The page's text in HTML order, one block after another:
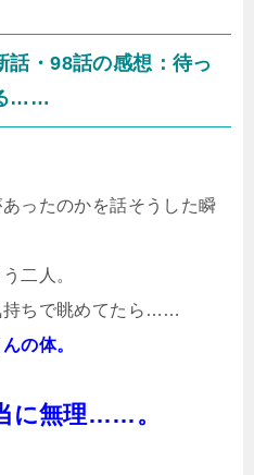
話・98話の感想：待っ
……
ったのかを話そうした瞬
二人。
持ちで眺めてたら……
の体。
に無理……。